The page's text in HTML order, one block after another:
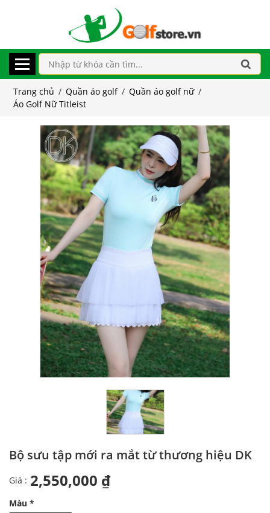
Trang chủ / Quần áo golf / Quần áo golf nữ /
Áo Golf Nữ Titleist
Bộ sưu tập mới ra mắt từ thương hiệu DK
Giá : 2,550,000 ₫
Màu *